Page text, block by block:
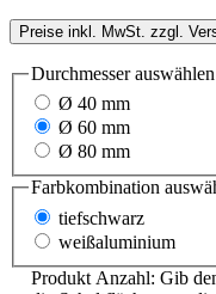
Preise inkl. MwSt. zzgl.
Durchmesserauswählen
Ø 40 mm
Ø 60 mm
Ø 80 mm
Farbkombination
tiefschwarz
weißaluminium
Produkt Anzahl: Gib